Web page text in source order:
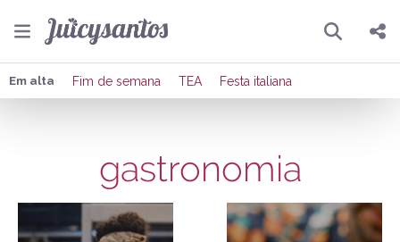
Pesquisar
Compartilhar
Enviar por Whatsapp
Publicar no Facebook
Em alta Fim de semana TEA Festa italiana
gastronomia
20/07/2026